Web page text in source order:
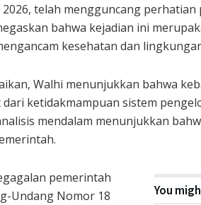
2026, telah mengguncang
bahwa kejadian ini
kesehatan dan
Walhi menunjukkan bahwa
ketidakmampuan sistem
mendalam menunjukkan
You
pemerintah
Undang Nomor 18